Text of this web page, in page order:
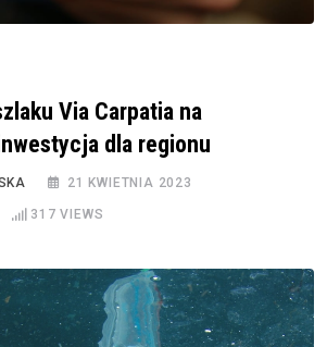
Via Carpatia na
dla regionu
21 KWIETNIA 2023
317 VIEWS